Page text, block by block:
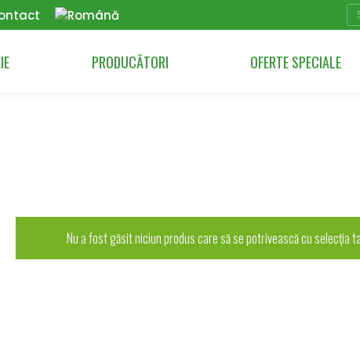
PRODUCĂTORI OFERTE SPECIALE
Nu a fost găsit niciun produs care să se potrivească cu selecția